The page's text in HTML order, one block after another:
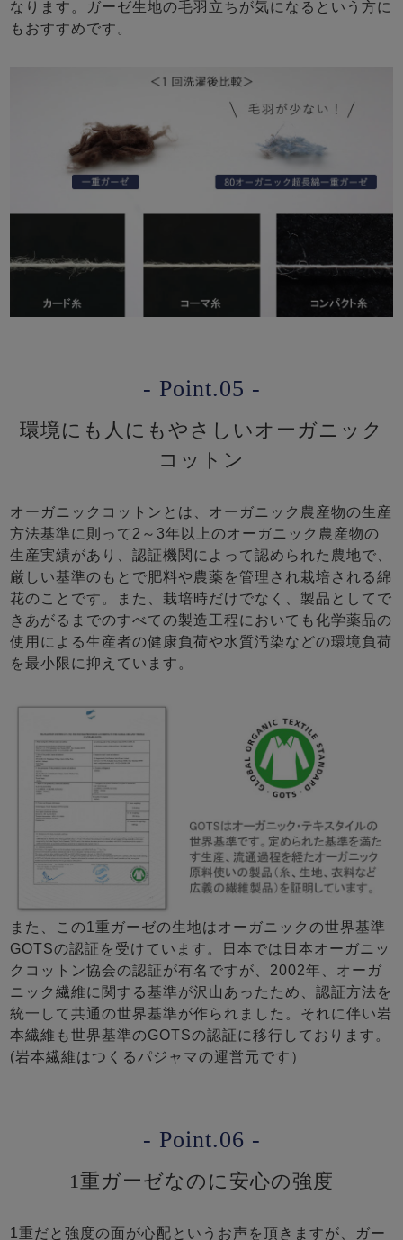
なります。ガーゼ生地の毛羽立ちが気になるという方に
もおすすめです。
- Point.05 -
環境にも人にもやさしいオーガニック
コットン
オーガニックコットンとは、オーガニック農産物の生産
方法基準に則って2～3年以上のオーガニック農産物の
生産実績があり、認証機関によって認められた農地で、
厳しい基準のもとで肥料や農薬を管理され栽培される綿
花のことです。また、栽培時だけでなく、製品としてで
きあがるまでのすべての製造工程においても化学薬品の
使用による生産者の健康負荷や水質汚染などの環境負荷
を最小限に抑えています。
また、この1重ガーゼの生地はオーガニックの世界基準
GOTSの認証を受けています。日本では日本オーガニッ
クコットン協会の認証が有名ですが、2002年、オーガ
ニック繊維に関する基準が沢山あったため、認証方法を
統一して共通の世界基準が作られました。それに伴い岩
本繊維も世界基準のGOTSの認証に移行しております。
(岩本繊維はつくるパジャマの運営元です）
- Point.06 -
1重ガーゼなのに安心の強度
1重だと強度の面が心配というお声を頂きますが、ガー